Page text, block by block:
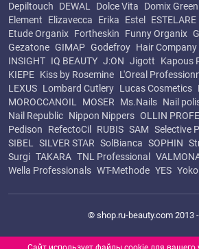
Depiltouch
DEWAL Dolce Vita Domix
Element
Elizavecca Erika Estel ESTELARE
Etude Organix Fortheskin Funny Organix
Gezatone GIMAP Godefroy Hair Company
INSIGHT IQ BEAUTY J:ON Jigott Kapous
KIEPE Kiss by Rosemine L'Oreal
LEXUS Lombard Cutlery Lucas Cosmetics
MOROCCANOIL MOSER Ms.Nails Nail
Nail Republic Nippon Nippers OLLIN
Pedison
RefectoCil RUBIS SAM Selective
SIBEL SILVER STAR SolBianca SOPHIN
Surgi TAKARA TNL Professional
Wella Professionals WT-Methode YES Yoko
© shop.ru-beauty.com 2013